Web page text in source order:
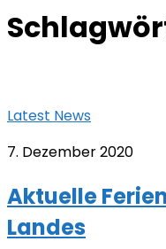
Latest News
7. Dezember 2020
Aktuelle
Landes